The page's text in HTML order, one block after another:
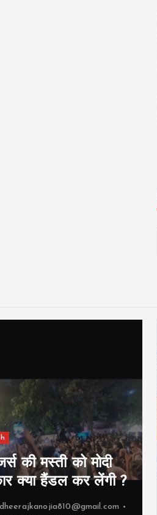
AI Mutual fund
14 साल की SIP से 5 करोड़
का सफर: राहुल जैन की
कम्पाउंडिंग वाली सफलता की
कहानी
Bydheerajkanojia810@gmail.com